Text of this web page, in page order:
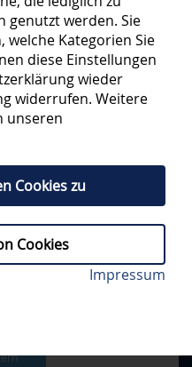
sind in Bozen
07.10.2025
genutzt werden. Sie
welche Kategorien Sie
diese Einstellungen
wieder
widerrufen. Weitere
unseren
Cookies zu
Cookies
Impressum